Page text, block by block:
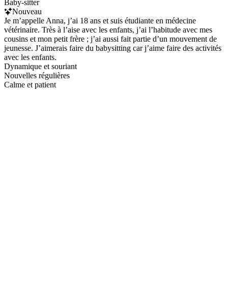
Baby-sitter
Nouveau
Je m’appelle Anna, j’ai 18 ans et suis étudiante en médecine
vétérinaire. Très à l’aise avec les enfants, j’ai l’habitude avec mes
cousins et mon petit frère ; j’ai aussi fait partie d’un mouvement de
jeunesse. J’aimerais faire du babysitting car j’aime faire des activités
avec les enfants.
Dynamique et souriant
Nouvelles régulières
Calme et patient